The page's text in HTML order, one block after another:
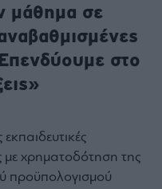
μάθημα σε
στο
χρηματοδότηση της
προϋπολογισμού